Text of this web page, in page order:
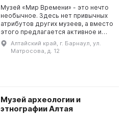
Музей «Мир Времени» - это нечто
необычное. Здесь нет привычных
атрибутов других музеев, а вместо
этого предлагается активное и
увлекательное взаимодействие с
экскурсоводом. Посетители могут
потрогать ...
Алтайский край, г. Барнаул, ул.
Матросова, д. 12
Музей археологии и
этнографии Алтая